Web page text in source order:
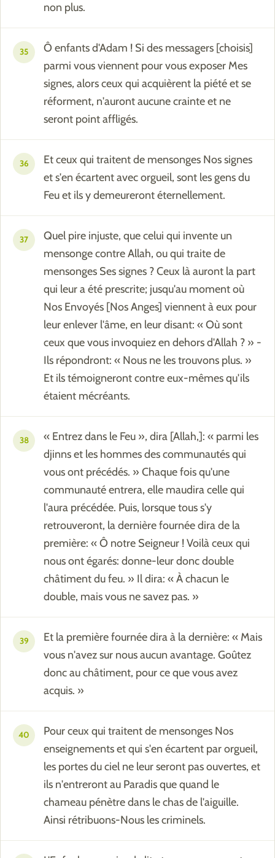
non plus.
35
Ô enfants d'Adam ! Si des messagers [choisis]
parmi vous viennent pour vous exposer Mes
signes, alors ceux qui acquièrent la piété et se
réforment, n'auront aucune crainte et ne
seront point affligés.
36
Et ceux qui traitent de mensonges Nos signes
et s'en écartent avec orgueil, sont les gens du
Feu et ils y demeureront éternellement.
37
Quel pire injuste, que celui qui invente un
mensonge contre Allah, ou qui traite de
mensonges Ses signes ? Ceux là auront la part
qui leur a été prescrite; jusqu'au moment où
Nos Envoyés [Nos Anges] viennent à eux pour
leur enlever l'âme, en leur disant: « Où sont
ceux que vous invoquiez en dehors d'Allah ? » -
Ils répondront: « Nous ne les trouvons plus. »
Et ils témoigneront contre eux-mêmes qu'ils
étaient mécréants.
38
« Entrez dans le Feu », dira [Allah,]: « parmi les
djinns et les hommes des communautés qui
vous ont précédés. » Chaque fois qu'une
communauté entrera, elle maudira celle qui
l'aura précédée. Puis, lorsque tous s'y
retrouveront, la dernière fournée dira de la
première: « Ô notre Seigneur ! Voilà ceux qui
nous ont égarés: donne-leur donc double
châtiment du feu. » Il dira: « À chacun le
double, mais vous ne savez pas. »
39
Et la première fournée dira à la dernière: « Mais
vous n'avez sur nous aucun avantage. Goûtez
donc au châtiment, pour ce que vous avez
acquis. »
40
Pour ceux qui traitent de mensonges Nos
enseignements et qui s'en écartent par orgueil,
les portes du ciel ne leur seront pas ouvertes, et
ils n'entreront au Paradis que quand le
chameau pénètre dans le chas de l'aiguille.
Ainsi rétribuons-Nous les criminels.